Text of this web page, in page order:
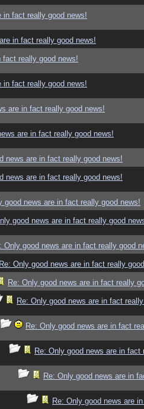
in fact really good news!
in fact really good news!
fact really good news!
in fact really good news!
are in fact really good news!
are in fact really good news!
news are in fact really good news!
news are in fact really good news!
good news are in fact really good news!
good news are in fact really good
Only good news are in fact really good
Re: Only good news are in fact really
Re: Only good news are in fact really
Re: Only good news are in fact
Re: Only good news are in fact
Re: Only good news are in fact
Re: Only good news are in
Re: Only good news are